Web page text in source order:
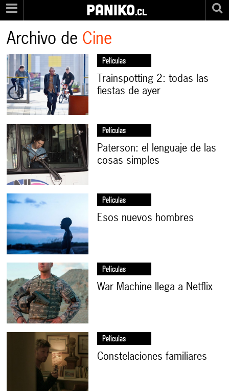
PANIKO.cl
Archivo de Cine
Películas
Trainspotting 2: todas las
fiestas de ayer
Películas
Paterson: el lenguaje de las
cosas simples
Películas
Esos nuevos hombres
Películas
War Machine llega a Netflix
Películas
Constelaciones familiares